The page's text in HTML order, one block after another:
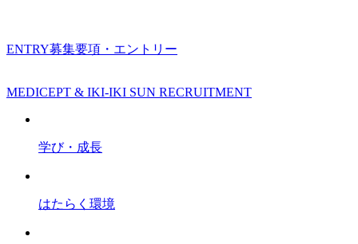
ENTRY募集要項・エントリー
MEDICEPT & IKI-IKI SUN RECRUITMENT
学び・成長
はたらく環境